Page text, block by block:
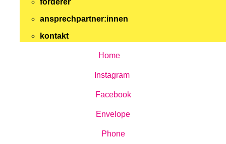
förderer
ansprechpartner:innen
kontakt
Home
Instagram
Facebook
Envelope
Phone